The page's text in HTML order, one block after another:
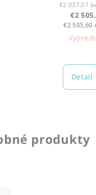
€2 037,07
€2
cena:
€2 505,60
Detail
produkty